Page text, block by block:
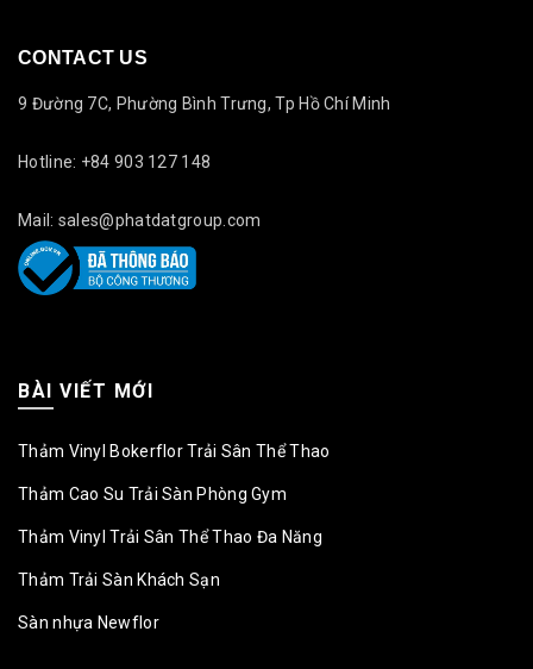
CONTACT US
9 Đường 7C, Phường Bình Trưng, Tp Hồ Chí Minh
Hotline: +84 903 127 148
Mail: sales@phatdatgroup.com
BÀI VIẾT MỚI
Thảm Vinyl Bokerflor Trải Sân Thể Thao
Thảm Cao Su Trải Sàn Phòng Gym
Thảm Vinyl Trải Sân Thể Thao Đa Năng
Thảm Trải Sàn Khách Sạn
Sàn nhựa Newflor